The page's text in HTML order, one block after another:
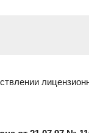
630007, г.